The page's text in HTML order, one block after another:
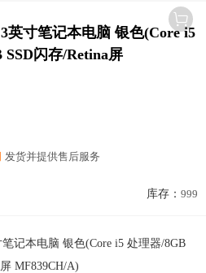
英寸笔记本电脑 银色(Core i5
SSD闪存/Retina屏
发货并提供售后服务
库存： 999
笔记本电脑 银色(Core i5 处理器/8GB
MF839CH/A)